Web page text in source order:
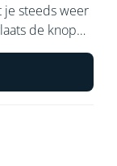
je steeds weer
de knop
is niet
vastklikken
knop